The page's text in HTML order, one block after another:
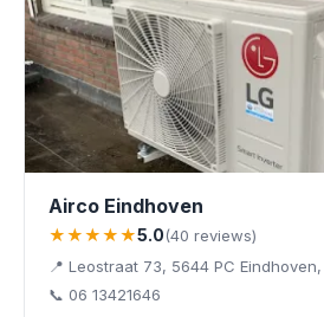
Airco Eindhoven
★★★★★5.0(40 reviews)
📍 Leostraat 73, 5644 PC
📞 06 13421646